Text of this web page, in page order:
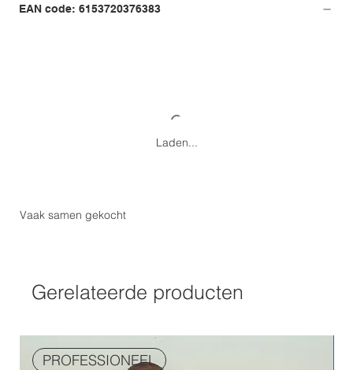
EAN code: 6153720376383
Laden...
Vaak samen gekocht
Gerelateerde producten
PROFESSIONEEL